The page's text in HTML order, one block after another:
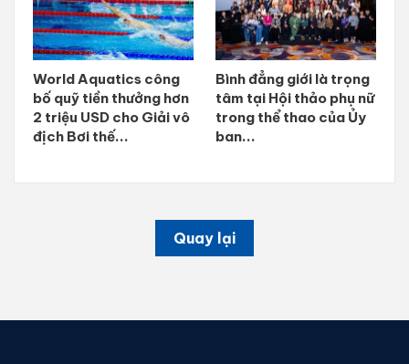
World Aquatics công
bố quỹ tiền thưởng hơn
2 triệu USD cho Giải vô
địch Bơi thế...
Bình đẳng giới là trọng
tâm tại Hội thảo phụ nữ
trong thể thao của Ủy
ban...
Quay lại